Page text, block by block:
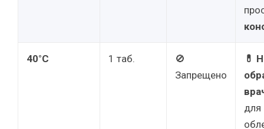
40°C 1 таб.
🚫
Запрещено
💊
для